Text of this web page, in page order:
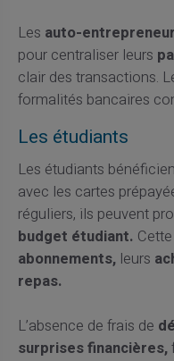
Les auto-
pour centraliser leurs
clair des transactions.
formalités bancaires
Les étudiants
Les étudiants
avec les cartes
réguliers, ils peuvent
budget étudiant.
abonnements,leurs
repas.
L’absence de frais de
surprises financières,